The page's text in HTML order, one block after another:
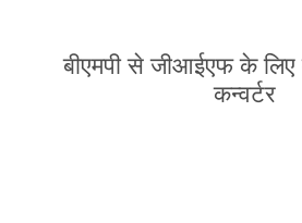
बीएमपी से जीआईएफ के
कन्वर्टर